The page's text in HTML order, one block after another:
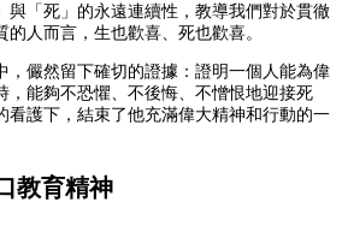
與「死」的永遠連續性，教導我們對於貫徹
人而言，生也歡喜、死也歡喜。
儼然留下確切的證據：證明一個人能為偉
，能夠不恐懼、不後悔、不憎恨地迎接死
看護下，結束了他充滿偉大精神和行動的一
教育精神